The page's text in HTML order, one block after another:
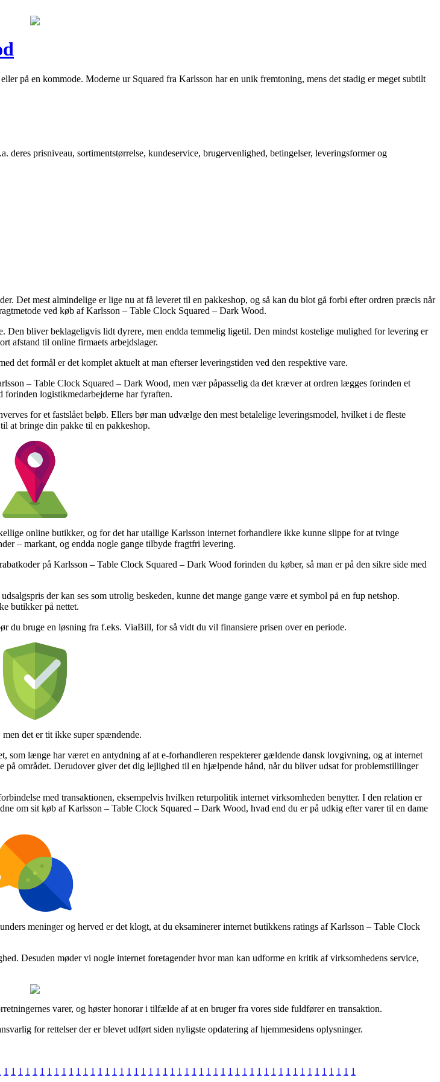
på en kommode. Moderne ur Squared fra Karlsson har en unik fremtoning, mens det stadig er meget subtilt
prisniveau, sortimentstørrelse, kundeservice, brugervenlighed, betingelser, leveringsformer og
Det mest almindelige er lige nu at få leveret til en pakkeshop, og så kan du blot gå forbi efter ordren præcis når
ved køb af Karlsson – Table Clock Squared – Dark Wood.
bliver beklageligvis lidt dyrere, men endda temmelig ligetil. Den mindst kostelige mulighed for levering er
afstand til online firmaets arbejdslager.
det formål er det komplet aktuelt at man efterser leveringstiden ved den respektive vare.
– Table Clock Squared – Dark Wood, men vær påpasselig da det kræver at ordren lægges forinden et
forinden logistikmedarbejderne har fyraften.
for et fastslået beløb. Ellers bør man udvælge den mest betalelige leveringsmodel, hvilket i de fleste
at bringe din pakke til en pakkeshop.
online butikker, og for det har utallige Karlsson internet forhandlere ikke kunne slippe for at tvinge
– markant, og endda nogle gange tilbyde fragtfri levering.
på Karlsson – Table Clock Squared – Dark Wood forinden du køber, så man er på den sikre side med
der kan ses som utrolig beskeden, kunne det mange gange være et symbol på en fup netshop.
butikker på nettet.
du bruge en løsning fra f.eks. ViaBill, for så vidt du vil finansiere prisen over en periode.
det er tit ikke super spændende.
længe har været en antydning af at e-forhandleren respekterer gældende dansk lovgivning, og at internet
området. Derudover giver det dig lejlighed til en hjælpende hånd, når du bliver udsat for problemstillinger
med transaktionen, eksempelvis hvilken returpolitik internet virksomheden benytter. I den relation er
om sit køb af Karlsson – Table Clock Squared – Dark Wood, hvad end du er på udkig efter varer til en dame
meninger og herved er det klogt, at du eksaminerer internet butikkens ratings af Karlsson – Table Clock
Desuden møder vi nogle internet foretagender hvor man kan udforme en kritik af virksomhedens service,
varer, og høster honorar i tilfælde af at en bruger fra vores side fuldfører en transaktion.
for rettelser der er blevet udført siden nyligste opdatering af hjemmesidens oplysninger.
1 1 1 1 1 1 1 1 1 1 1 1 1 1 1 1 1 1 1 1 1 1 1 1 1 1 1 1 1 1 1 1 1 1 1 1 1 1 1 1 1 1 1 1 1 1 1 1 1